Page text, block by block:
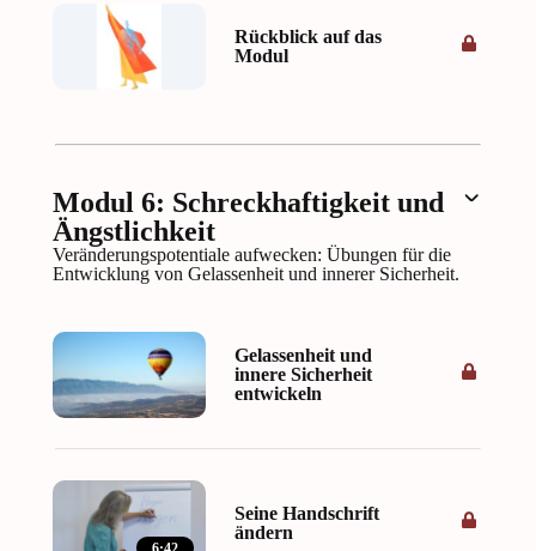
Rückblick auf das
Modul
Modul 6: Schreckhaftigkeit und
Ängstlichkeit
Veränderungspotentiale aufwecken: Übungen für die
Entwicklung von Gelassenheit und innerer Sicherheit.
Gelassenheit und
innere Sicherheit
entwickeln
Seine Handschrift
ändern